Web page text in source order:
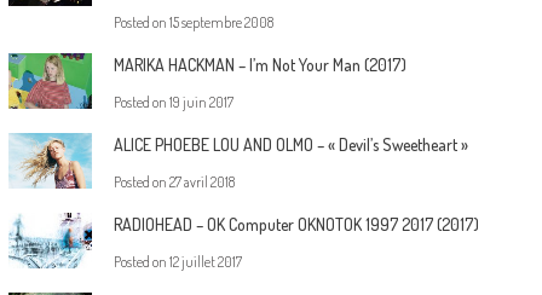
Posted on 15 septembre 2008
MARIKA HACKMAN – I’m Not Your Man (2017)
Posted on 19 juin 2017
ALICE PHOEBE LOU AND OLMO – « Devil’s Sweetheart »
Posted on 27 avril 2018
RADIOHEAD – OK Computer OKNOTOK 1997 2017 (2017)
Posted on 12 juillet 2017